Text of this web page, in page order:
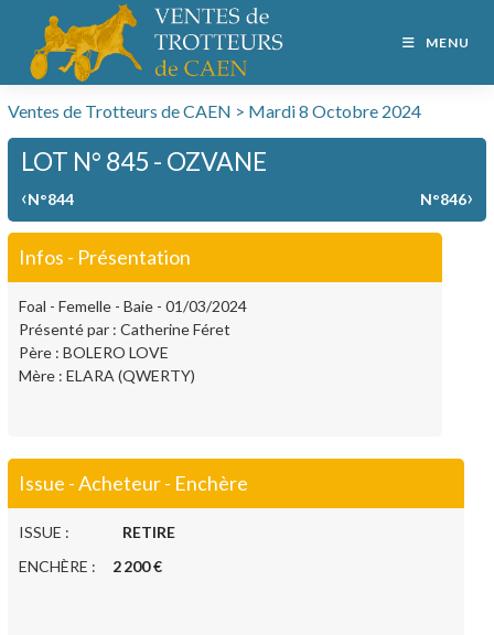
MENU
Ventes de Trotteurs de CAEN > Mardi 8 Octobre 2024
LOT N° 845 - OZVANE
‹N°844 N°846›
Infos - Présentation
Foal - Femelle - Baie - 01/03/2024
Présenté par : Catherine Féret
Père : BOLERO LOVE
Mère : ELARA (QWERTY)
Issue - Acheteur - Enchère
ISSUE : RETIRE
ENCHÈRE : 2 200 €